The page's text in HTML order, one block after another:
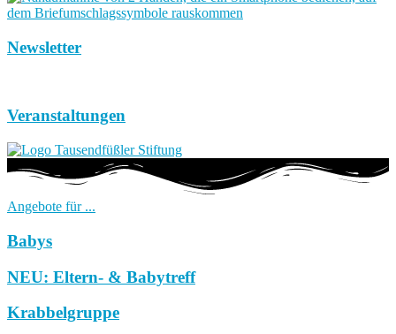
Newsletter
Veranstaltungen
Angebote für ...
Babys
NEU: Eltern- & Babytreff
Krabbelgruppe